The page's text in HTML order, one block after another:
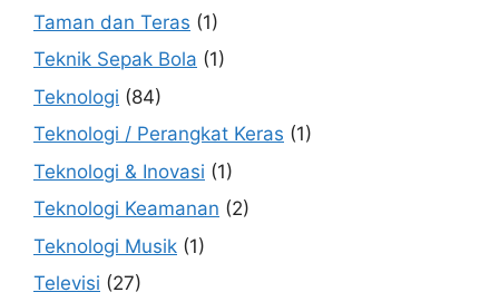
Taman dan Teras (1)
Teknik Sepak Bola (1)
Teknologi (84)
Teknologi / Perangkat Keras (1)
Teknologi & Inovasi (1)
Teknologi Keamanan (2)
Teknologi Musik (1)
Televisi (27)